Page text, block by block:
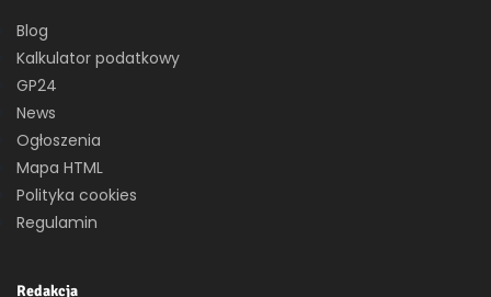
Blog
Kalkulator podatkowy
GP24
News
Ogłoszenia
Mapa HTML
Polityka cookies
Regulamin
Redakcja